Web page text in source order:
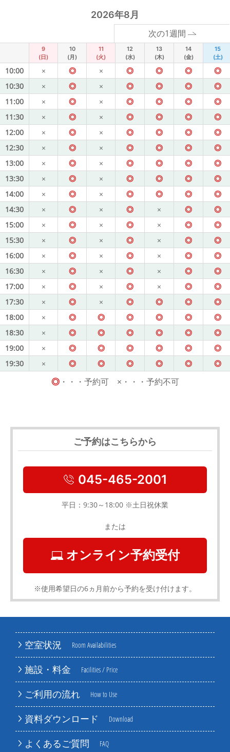
空室状況 Room Availabilities
施設・料金 Facilities / Price
ご利用の流れ How to Use
資料ダウンロード Download
よくあるご質問 FAQ
2026年8月
次の1週間
9
(日)
10
(月)
11
(火)
12
(水)
13
(木)
14
(金)
15
(土)
10:00 × ◎ × ◎ ◎ ◎
◎
10:30
× ◎ × ◎ ◎ ◎
◎
11:00
× ◎ × ◎ ◎ ◎
◎
11:30
× ◎ × ◎ ◎ ◎
◎
12:00
× ◎ × ◎ ◎ ◎
◎
12:30
× ◎ × ◎ ◎ ◎
◎
13:00
× ◎ × ◎ ◎ ◎
◎
13:30
× ◎ × ◎ ◎ ◎
◎
14:00
× ◎ × ◎ ◎ ◎
◎
14:30
× ◎ × ◎ × ◎
◎
15:00
× ◎ × ◎ × ◎
◎
15:30
× ◎ × ◎ × ◎
◎
16:00
× ◎ × ◎ × ◎
◎
16:30
× ◎ × ◎ × ◎
◎
17:00
× ◎ × ◎ × ◎
◎
17:30
× ◎ × ◎ ◎ ◎
◎
18:00
× ◎ ◎ ◎ ◎ ◎
◎
18:30
× ◎ ◎ ◎ ◎ ◎
◎
19:00
× ◎ ◎ ◎ ◎ ◎
◎
19:30
× ◎ ◎ ◎ ◎ ◎ ◎
◎・・・予約可 ×・・・予約不可
ご予約はこちらから
045-465-2001
平日：9:30～18:00 ※土日祝休業
または
オンライン予約受付
※使用希望日の6ヵ月前から予約を受け付けます。